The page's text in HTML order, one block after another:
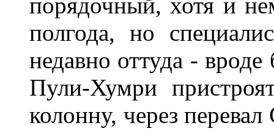
полгода, но
недавно оттуда -
Пули-Хумри
колонну, через